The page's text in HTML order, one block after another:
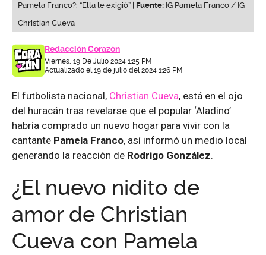
Pamela Franco?: “Ella le exigió” | Fuente: IG Pamela Franco / IG
Christian Cueva
Redacción Corazón
Viernes, 19 De Julio 2024 1:25 PM
Actualizado el 19 de julio del 2024 1:26 PM
El futbolista nacional, Christian Cueva, está en el ojo
del huracán tras revelarse que el popular ‘Aladino’
habría comprado un nuevo hogar para vivir con la
cantante Pamela Franco, así informó un medio local
generando la reacción de Rodrigo González.
¿El nuevo nidito de
amor de Christian
Cueva con Pamela